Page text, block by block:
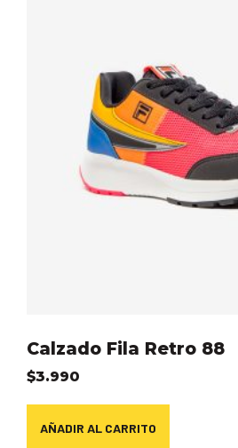
Calzado Fila Retro 88
$3.990
AÑADIR AL CARRITO